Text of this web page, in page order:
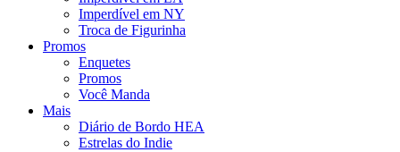
Imperdível em NY
Troca de Figurinha
Promos
Enquetes
Promos
Você Manda
Mais
Diário de Bordo HEA
Estrelas do Indie